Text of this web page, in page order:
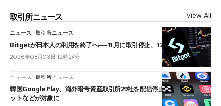
取引所ニュース View All
ニュース 取引所ニュース
Bitgetが日本人の利用を終了へ──11月に取引停止、12月末に強制決済
2026年08月03日 12時24分
ニュース 取引所ニュース
韓国Google Play、海外暗号資産取引所29社を配信停止──OKXやバイビ
ットなどが対象に